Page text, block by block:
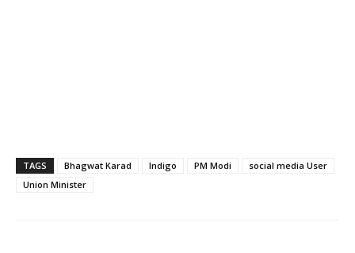
TAGS Bhagwat Karad Indigo PM Modi
social media User
Union Minister